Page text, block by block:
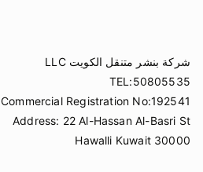
شركة بنشر متنقل الكويت LLC
TEL:50805535
Commercial Registration No:192541
Address: 22 Al-Hassan Al-Basri St
Hawalli Kuwait 30000